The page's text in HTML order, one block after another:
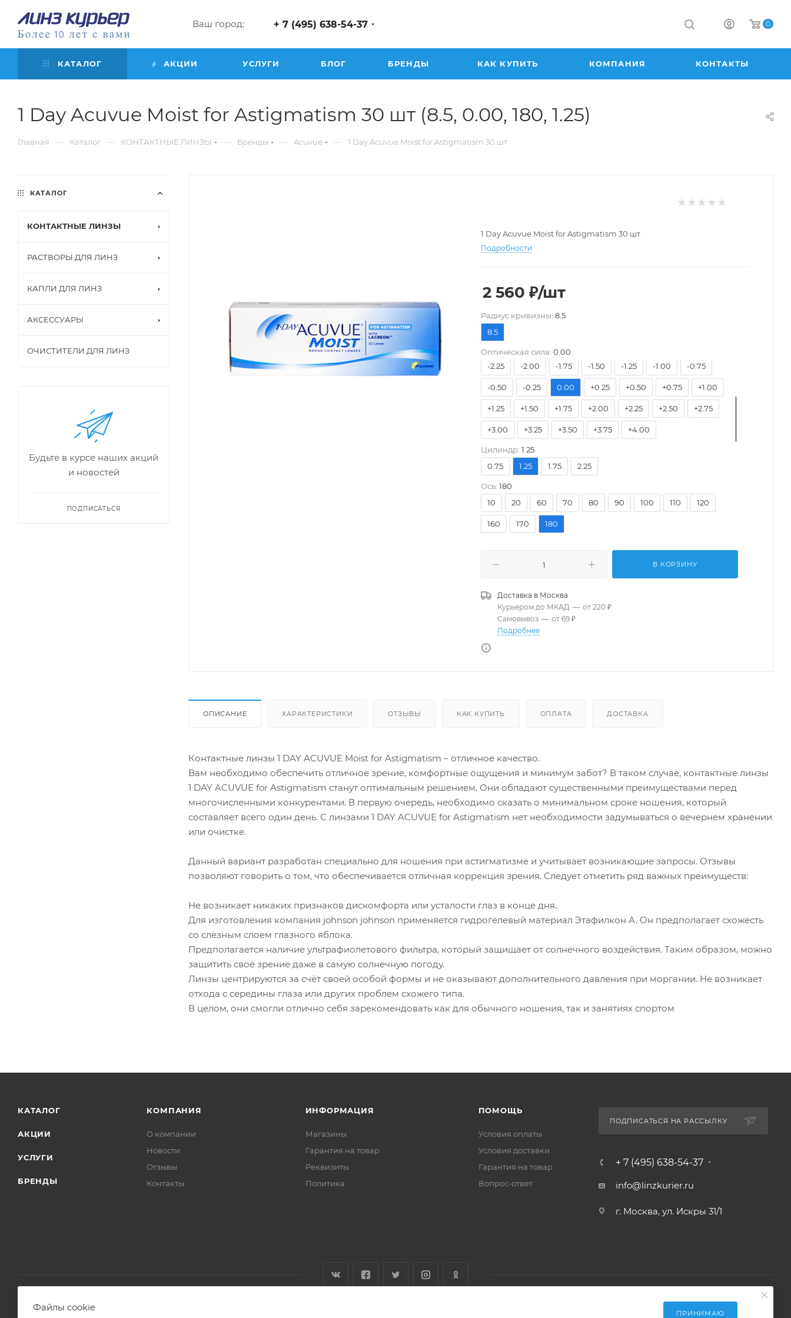
Ваш город: + 7 (495) 638-54-37 0
КАТАЛОГ АКЦИИ УСЛУГИ БЛОГ БРЕНДЫ КАК КУПИТЬ КОМПАНИЯ КОНТАКТЫ
1 Day Acuvue Moist for Astigmatism 30 шт (8.5, 0.00, 180, 1.25)
Главная — Каталог — КОНТАКТНЫЕ ЛИНЗЫ — Бренды — Acuvue — 1 Day Acuvue Moist for Astigmatism 30 шт
1 Day Acuvue Moist for Astigmatism 30 шт
Подробности
2 560 ₽/шт
Pадиус кривизны: 8.5
8.5
Оптическая сила: 0.00
-8.50
-5.75
-2.25 -2.00 -1.75 -1.50 -1.25 -1.00 -0.75
-0.50 -0.25 0.00 +0.25 +0.50 +0.75 +1.00
+1.25 +1.50 +1.75 +2.00 +2.25 +2.50 +2.75
+3.00 +3.25 +3.50 +3.75 +4.00
Цилиндр: 1.25
0.75
1.25 1.75 2.25
Ось: 180
10
20 60 70 80 90 100 110 120
160 170 180
В КОРЗИНУ
Доставка в Москва
Курьером до МКАД — от 220 ₽
Самовывоз — от 69 ₽
Подробнее
ОПИСАНИЕ ХАРАКТЕРИСТИКИ ОТЗЫВЫ КАК КУПИТЬ ОПЛАТА ДОСТАВКА
Контактные линзы 1 DAY ACUVUE Moist for Astigmatism – отличное качество.
Вам необходимо обеспечить отличное зрение, комфортные ощущения и минимум забот? В таком случае, контактные линзы
1 DAY ACUVUE for Astigmatism станут оптимальным решением. Они обладают существенными преимуществами перед
многочисленными конкурентами. В первую очередь, необходимо сказать о минимальном сроке ношения, который
составляет всего один день. С линзами 1 DAY ACUVUE for Astigmatism нет необходимости задумываться о вечернем хранении
или очистке.
Данный вариант разработан специально для ношения при астигматизме и учитывает возникающие запросы. Отзывы
позволяют говорить о том, что обеспечивается отличная коррекция зрения. Следует отметить ряд важных преимуществ:
Не возникает никаких признаков дискомфорта или усталости глаз в конце дня.
Для изготовления компания johnson johnson применяется гидрогелевый материал Этафилкон А. Он предполагает схожесть
со слёзным слоем глазного яблока.
Предполагается наличие ультрафиолетового фильтра, который защищает от солнечного воздействия. Таким образом, можно
защитить своё зрение даже в самую солнечную погоду.
Линзы центрируются за счёт своей особой формы и не оказывают дополнительного давления при моргании. Не возникает
отхода с середины глаза или других проблем схожего типа.
В целом, они смогли отлично себя зарекомендовать как для обычного ношения, так и занятиях спортом
КАТАЛОГ
КОНТАКТНЫЕ ЛИНЗЫ
РАСТВОРЫ ДЛЯ ЛИНЗ
КАПЛИ ДЛЯ ЛИНЗ
АКСЕССУАРЫ
ОЧИСТИТЕЛИ ДЛЯ ЛИНЗ
Будьте в курсе наших акций
и новостей
ПОДПИСАТЬСЯ
КАТАЛОГ
АКЦИИ
УСЛУГИ
БРЕНДЫ
КОМПАНИЯ
О компании
Новости
Отзывы
Контакты
ИНФОРМАЦИЯ
Магазины
Гарантия на товар
Реквизиты
Политика
ПОМОЩЬ
Условия оплаты
Условия доставки
Гарантия на товар
Вопрос-ответ
ПОДПИСАТЬСЯ НА РАССЫЛКУ
+ 7 (495) 638-54-37
info@linzkurier.ru
г. Москва, ул. Искры 31/1
Файлы cookie
ПРИНИМАЮ